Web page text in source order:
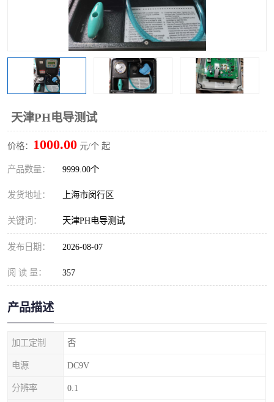
天津PH电导测试
价格： 1000.00 元/个 起
产品数量： 9999.00个
发货地址： 上海市闵行区
关键词： 天津PH电导测试
发布日期： 2026-08-07
阅 读 量： 357
产品描述
加工定制 否
电源 DC9V
分辨率 0.1